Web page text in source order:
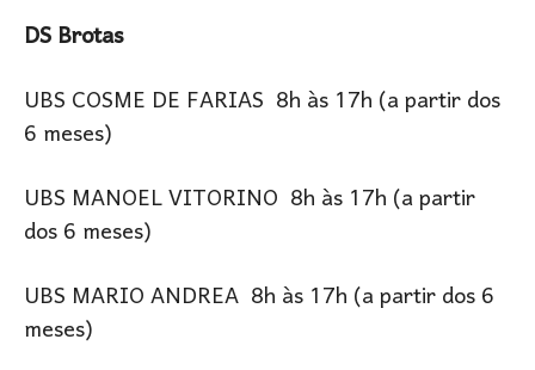
DS Brotas
UBS COSME DE FARIAS 8h às 17h (a partir dos
6 meses)
UBS MANOEL VITORINO 8h às 17h (a partir
dos 6 meses)
UBS MARIO ANDREA 8h às 17h (a partir dos 6
meses)